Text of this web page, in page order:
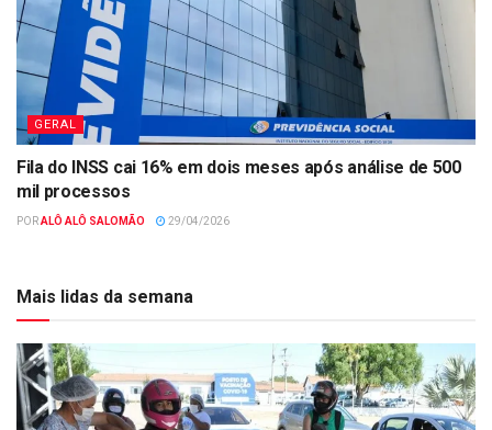
GERAL
Fila do INSS cai 16% em dois meses após análise de 500
mil processos
PORALÔ ALÔ SALOMÃO 29/04/2026
Mais lidas da semana